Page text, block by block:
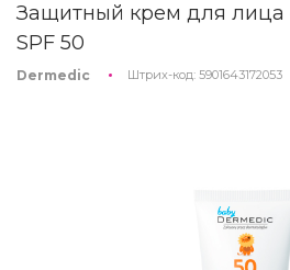
Защитный крем для лица
SPF 50
Dermedic Штрих-код: 5901643172053